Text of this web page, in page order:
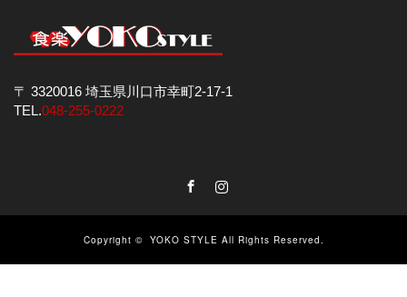
〒 3320016 埼玉県川口市幸町2-17-1
TEL.048-255-0222
Copyright © YOKO STYLE All Rights Reserved.